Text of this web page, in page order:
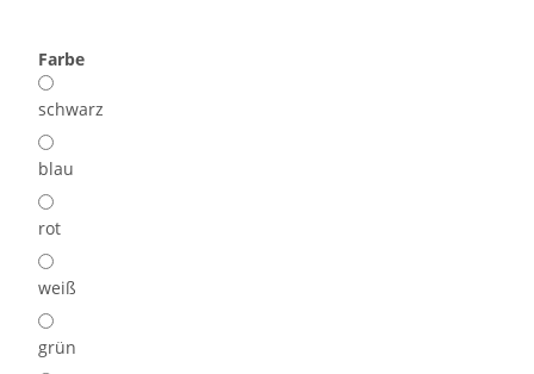
Farbe
schwarz
blau
rot
weiß
grün